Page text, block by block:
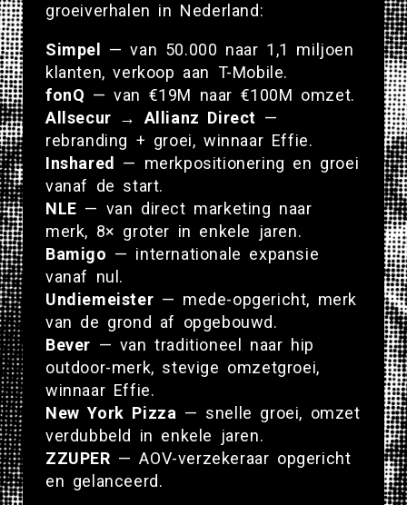
groeiverhalen in Nederland:
Simpel
— van 50.000 naar 1,1 miljoen
klanten, verkoop aan T-Mobile.
fonQ — van €19M naar €100M omzet.
Allsecur → Allianz Direct —
rebranding + groei, winnaar Effie.
Inshared
— merkpositionering en groei
vanaf de start.
NLE — van direct marketing naar
merk, 8× groter in enkele jaren.
Bamigo — internationale expansie
vanaf nul.
Undiemeister — mede-opgericht, merk
van de grond af opgebouwd.
Bever — van traditioneel naar hip
outdoor-merk, stevige omzetgroei,
winnaar Effie.
New York Pizza — snelle groei, omzet
verdubbeld in enkele jaren.
ZZUPER — AOV-verzekeraar opgericht
en gelanceerd.